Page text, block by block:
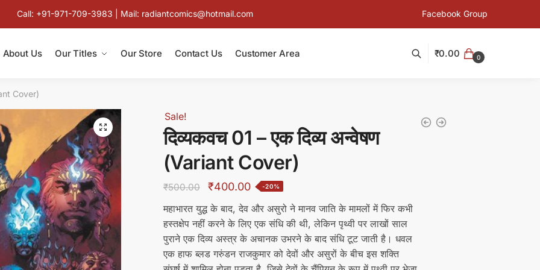
Call: +91-971-709-3983 | Mail: radiantcomics@hotmail.com Facebook Group
About Us Our Titles Our Store Contact Us Customer Area ₹0.00 0
Cover)
🔍
Sale!
दिव्यकवच 01 – एक दिव्य अन्वेषण
(Variant Cover)
₹500.00
Original
price
was:
₹500.00.
₹400.00Current
price
is:
₹400.00.
-20%
महाभारत युद्ध के बाद, देव और असुरो ने मानव जाति के मामलों में फिर कभी
हस्तक्षेप नहीं करने के लिए एक संधि की थी, लेकिन पृथ्वी पर लाखों साल
पुराने एक दिव्य अस्त्र के अचानक उभरने के बाद संधि टूट जाती है। धवल
एक हाफ ब्लड गरुंडन राजकुमार को देवों और असुरों के बीच इस शक्ति